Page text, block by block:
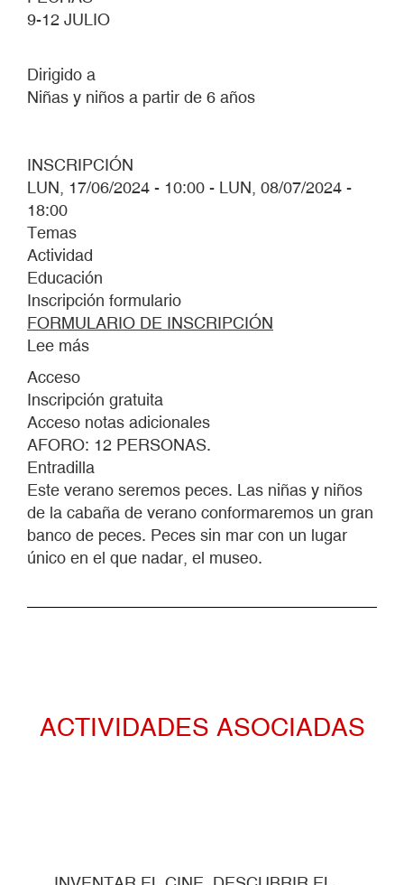
9-12 JULIO
Dirigido a
Niñas y niños a partir de 6 años
INSCRIPCIÓN
LUN, 17/06/2024 - 10:00 - LUN, 08/07/2024 -
18:00
Temas
Actividad
Educación
Inscripción formulario
FORMULARIO DE INSCRIPCIÓN
Lee más
NO
HAY
PLAYA
PECES
Acceso
Inscripción gratuita
Acceso notas adicionales
AFORO: 12 PERSONAS.
Entradilla
Este verano seremos peces. Las niñas y niños
de la cabaña de verano conformaremos un gran
banco de peces. Peces sin mar con un lugar
único en el que nadar, el museo.
ACTIVIDADES ASOCIADAS